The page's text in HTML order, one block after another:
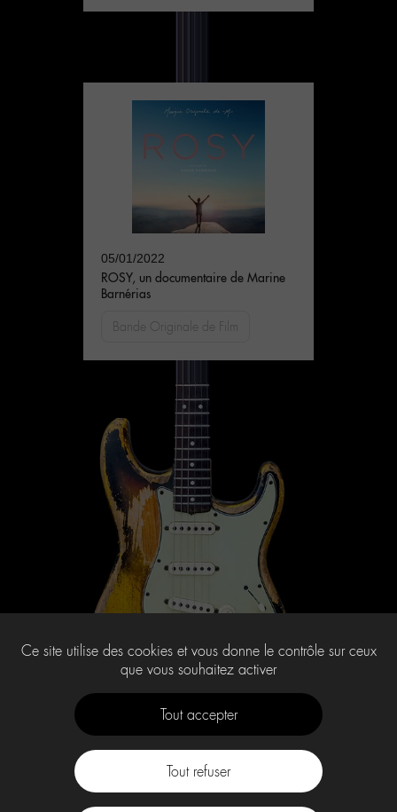
05/01/2022
ROSY, un documentaire de Marine
Barnérias
Bande Originale de Film
Labo -M-
Contact À propos Press Kit -M- CGU
Ce site utilise des cookies et vous donne le contrôle sur ceux
que vous souhaitez activer
Tout accepter
Tout refuser